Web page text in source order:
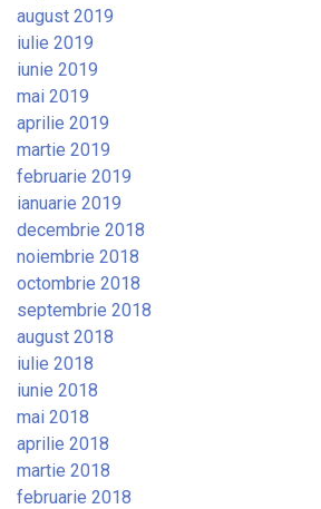
august 2019
iulie 2019
iunie 2019
mai 2019
aprilie 2019
martie 2019
februarie 2019
ianuarie 2019
decembrie 2018
noiembrie 2018
octombrie 2018
septembrie 2018
august 2018
iulie 2018
iunie 2018
mai 2018
aprilie 2018
martie 2018
februarie 2018